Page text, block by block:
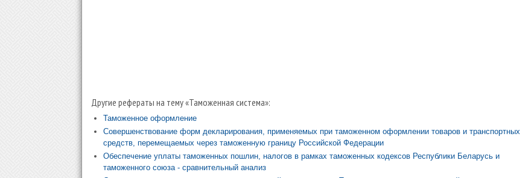
Другие рефераты на тему «Таможенная система»:
Таможенное оформление
Совершенствование форм декларирования, применяемых при таможенном оформлении товаров и транспортных
средств, перемещаемых через таможенную границу Российской Федерации
Обеспечение уплаты таможенных пошлин, налогов в рамках таможенных кодексов Республики Беларусь и
таможенного союза - сравнительный анализ